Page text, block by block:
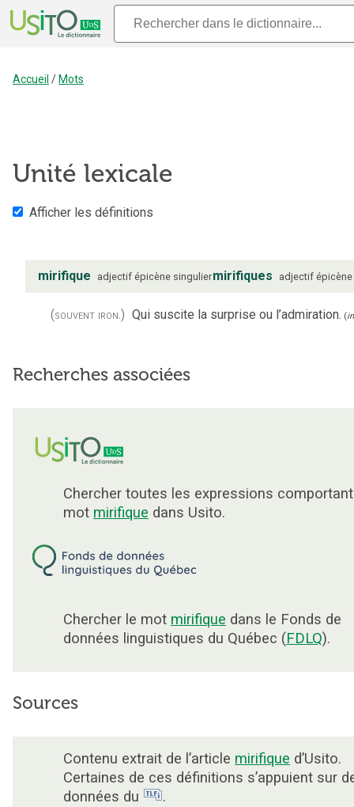
Accueil / Mots
Unité lexicale
Afficher les définitions
mirifique adjectif épicène singuliermirifiques adjectif épicène
(souvent iron.) Qui suscite la surprise ou l’admiration. (in
Recherches associées
Chercher toutes les expressions
mot mirifique dans Usito.
Chercher le mot mirifique dans le Fonds de
données linguistiques du Québec (FDLQ).
Sources
Contenu extrait de l’article mirifique d’Usito.
Certaines de ces définitions s’appuient sur
données du
.